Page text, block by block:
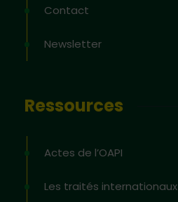
Contact
Newsletter
Ressources
Actes de l’OAPI
Les traités internationaux